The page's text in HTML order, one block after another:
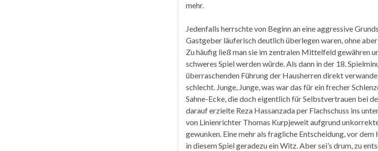
mehr.
Jedenfalls herrschte von Beginn an eine aggressive
Gastgeber läuferisch deutlich überlegen waren, ohne
Zu häufig ließ man sie im zentralen Mittelfeld gewähren
schweres Spiel werden würde. Als dann in der 18.
überraschenden Führung der Hausherren direkt
schlecht. Junge, Junge, was war das für ein frecher
Sahne-Ecke, die doch eigentlich für Selbstvertrauen bei
darauf erzielte Reza Hassanzada per Flachschuss ins
von Linienrichter Thomas Kurpjeweit aufgrund
gewunken. Eine mehr als fragliche Entscheidung, vor
in diesem Spiel geradezu ein Witz. Aber sei’s drum, zu